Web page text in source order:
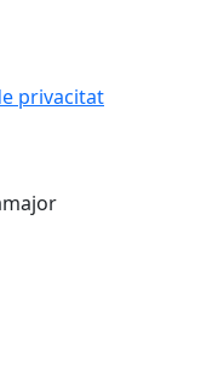
privacitat